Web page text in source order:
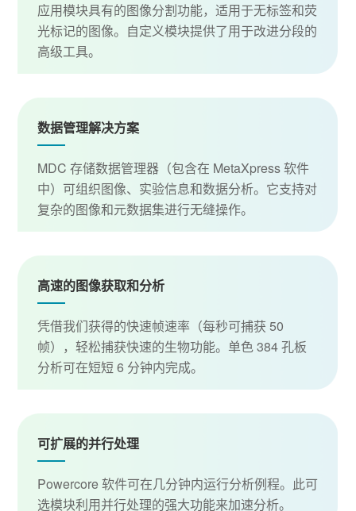
应用模块具有的图像分割功能，适用于无标签和荧
光标记的图像。自定义模块提供了用于改进分段的
高级工具。
数据管理解决方案
MDC 存储数据管理器（包含在 MetaXpress 软件
中）可组织图像、实验信息和数据分析。它支持对
复杂的图像和元数据集进行无缝操作。
高速的图像获取和分析
凭借我们获得的快速帧速率（每秒可捕获 50
帧），轻松捕获快速的生物功能。单色 384 孔板
分析可在短短 6 分钟内完成。
可扩展的并行处理
Powercore 软件可在几分钟内运行分析例程。此可
选模块利用并行处理的强大功能来加速分析。